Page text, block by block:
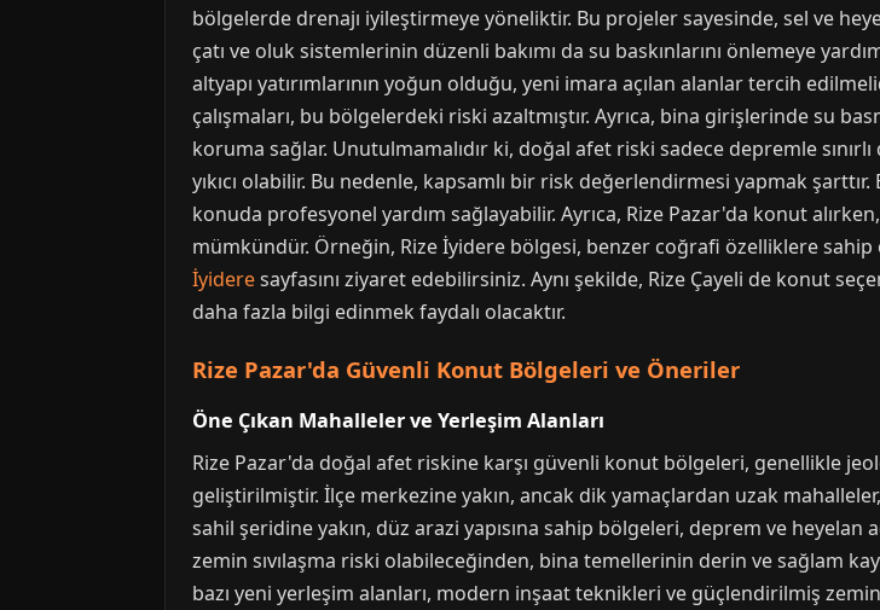
bölgelerde drenajı iyileştirmeye yöneliktir. Bu projeler sayesinde, sel ve
çatı ve oluk sistemlerinin düzenli bakımı da su baskınlarını önlemeye
altyapı yatırımlarının yoğun olduğu, yeni imara açılan alanlar tercih
çalışmaları, bu bölgelerdeki riski azaltmıştır. Ayrıca, bina girişlerinde su
koruma sağlar. Unutulmamalıdır ki, doğal afet riski sadece depremle
yıkıcı olabilir. Bu nedenle, kapsamlı bir risk değerlendirmesi yapmak
konuda profesyonel yardım sağlayabilir. Ayrıca, Rize Pazar'da konut
mümkündür. Örneğin, Rize İyidere bölgesi, benzer coğrafi özelliklere
İyideresayfasını ziyaret edebilirsiniz. Aynı şekilde, Rize Çayeli de konut
daha fazla bilgi edinmek faydalı olacaktır.
Rize Pazar'da Güvenli Konut Bölgeleri ve Öneriler
Öne Çıkan Mahalleler ve Yerleşim Alanları
Rize Pazar'da doğal afet riskine karşı güvenli konut bölgeleri, genellikle
geliştirilmiştir. İlçe merkezine yakın, ancak dik yamaçlardan uzak
sahil şeridine yakın, düz arazi yapısına sahip bölgeleri, deprem ve
zemin sıvılaşma riski olabileceğinden, bina temellerinin derin ve sağlam
bazı yeni yerleşim alanları, modern inşaat teknikleri ve güçlendirilmiş